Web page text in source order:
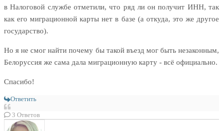
в Налоговой службе отметили, что ряд ли он получит ИНН, так
как его миграционной карты нет в базе (а откуда, это же другое
государство).
Но я не смог найти почему бы такой въезд мог быть незаконным,
Белоруссия же сама дала миграционную карту - всё официально.
Спасибо!
Ответить
3 Ответов